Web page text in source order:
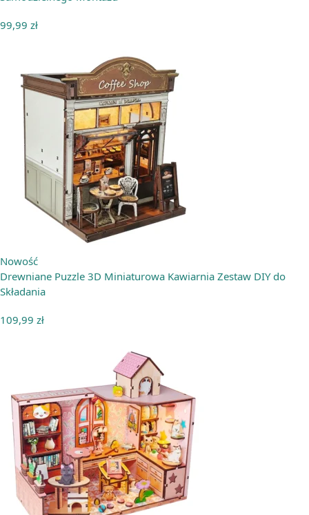
99,99 zł
Nowość
Drewniane Puzzle 3D Miniaturowa Kawiarnia Zestaw DIY do
Składania
109,99 zł